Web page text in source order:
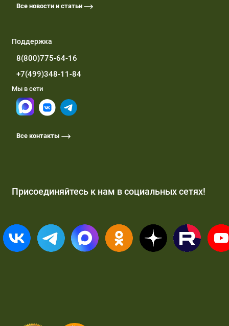
Все новости и статьи
Поддержка
8(800)775-64-16
+7(499)348-11-84
Мы в сети
Все контакты
Присоединяйтесь к нам в социальных сетях!